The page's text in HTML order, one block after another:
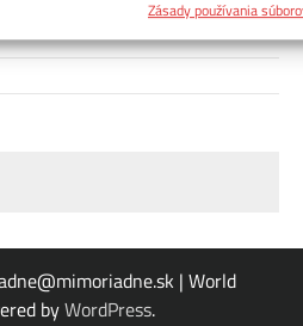
Zásady používania
| World
byWordPress.